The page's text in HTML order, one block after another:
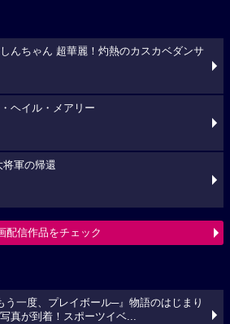
んちゃん 超華麗！灼熱のカスカベダンサ
ヘイル・メアリー
将軍の帰還
配信作品をチェック
う一度、プレイボール─』物語のはじまり
真が到着！スポーツイベ...